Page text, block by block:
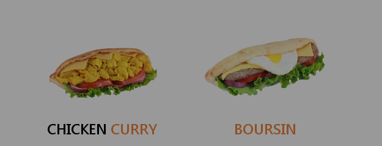
CHICKEN CURRY BOURSIN